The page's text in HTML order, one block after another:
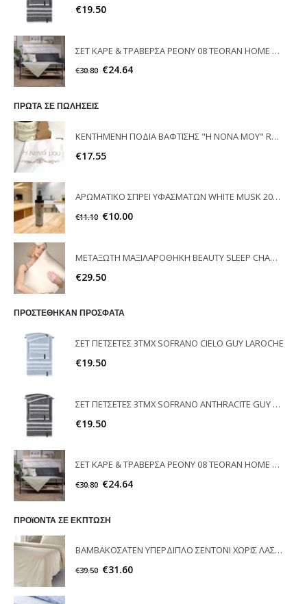
€19.50
ΣΕΤ ΚΑΡΕ & ΤΡΑΒΕΡΣΑ PEONY 08 TEORAN HOME & MORE
€30.80 €24.64
ΠΡΩΤΑ ΣΕ ΠΩΛΗΣΕΙΣ
ΚΕΝΤΗΜΕΝΗ ΠΟΔΙΑ ΒΑΦΤΙΣΗΣ "Η ΝΟΝΑ ΜΟΥ" RAISON D'ETRE
€17.55
ΑΡΩΜΑΤΙΚΟ ΣΠΡΕΙ ΥΦΑΣΜΑΤΩΝ WHITE MUSK 200ml ELEGANT
€11.10 €10.00
ΜΕΤΑΞΩΤΗ ΜΑΞΙΛΑΡΟΘΗΚΗ BEAUTY SLEEP CHAMPAGNE FEEL AND TOUCH
€29.50
ΠΡΟΣΤΕΘΗΚΑΝ ΠΡΟΣΦΑΤΑ
ΣΕΤ ΠΕΤΣΕΤΕΣ 3ΤΜΧ SOFRANO CIELO GUY LAROCHE
€19.50
ΣΕΤ ΠΕΤΣΕΤΕΣ 3ΤΜΧ SOFRANO ANTHRACITE GUY LAROCHE
€19.50
ΣΕΤ ΚΑΡΕ & ΤΡΑΒΕΡΣΑ PEONY 08 TEORAN HOME & MORE
€30.80 €24.64
ΠΡΟϊΟΝΤΑ ΣΕ ΕΚΠΤΩΣΗ
ΒΑΜΒΑΚΟΣΑΤΕΝ ΥΠΕΡΔΙΠΛΟ ΣΕΝΤΟΝΙ ΧΩΡΙΣ ΛΑΣΤΙΧΟ 240X270 MINIMAL NATURAL GUY LAROCHE
€39.50 €31.60